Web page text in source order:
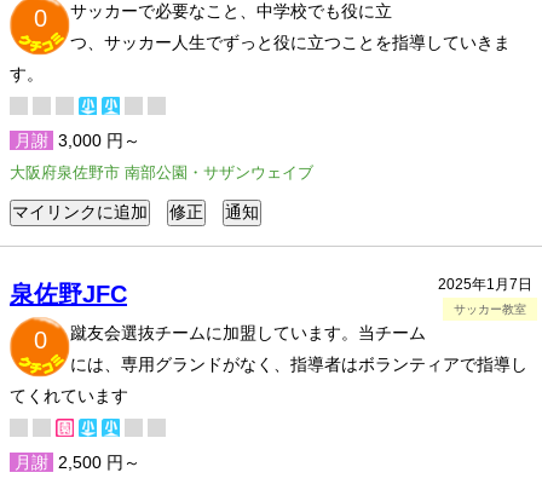
0
サッカーで必要なこと、中学校でも役に立
つ、サッカー人生でずっと役に立つことを指導していきま
す。
月謝 3,000 円～
大阪府泉佐野市 南部公園・サザンウェイブ
2025年1月7日
サッカー教室
泉佐野JFC
0
蹴友会選抜チームに加盟しています。当チーム
には、専用グランドがなく、指導者はボランティアで指導し
てくれています
月謝 2,500 円～